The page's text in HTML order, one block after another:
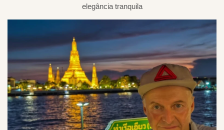
elegância tranquila